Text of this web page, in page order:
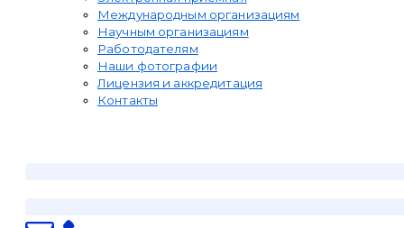
Международным организациям
Научным организациям
Работодателям
Наши фотографии
Лицензия и аккредитация
Контакты